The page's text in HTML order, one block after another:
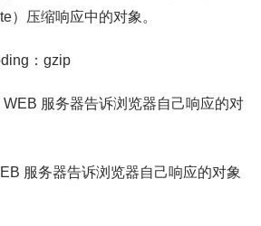
）压缩响应中的对象。
：gzip
服务器告诉浏览器自己响应的对
服务器告诉浏览器自己响应的对象